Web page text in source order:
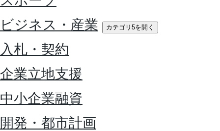
ビジネス・産業
カテゴリ5を開く
入札・契約
企業立地支援
中小企業融資
開発・都市計画